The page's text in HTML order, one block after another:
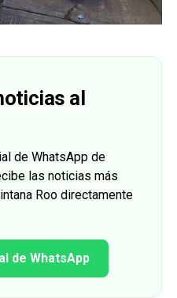
al
de WhatsApp de
las noticias más
Roo directamente
de WhatsApp